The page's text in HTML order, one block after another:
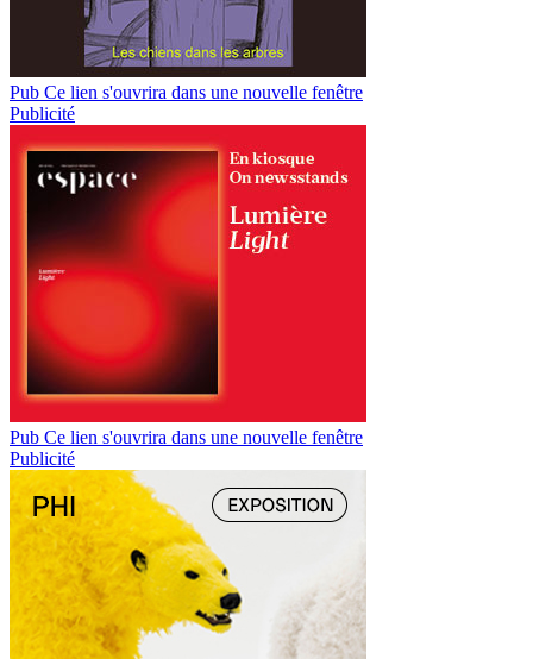
Pub Ce lien s'ouvrira dans une nouvelle fenêtre
Publicité
Pub Ce lien s'ouvrira dans une nouvelle fenêtre
Publicité